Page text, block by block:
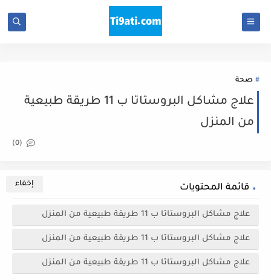
صحة
علاج مشاكل البروستاتا ب 11 طريقة طبيعية
من المنزل
(0)
قائمة المحتويات
علاج مشاكل البروستاتا ب 11 طريقة طبيعية من المنزل
علاج مشاكل البروستاتا ب 11 طريقة طبيعية من المنزل
علاج مشاكل البروستاتا ب 11 طريقة طبيعية من المنزل